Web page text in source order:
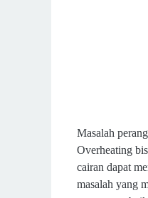
Masalah
Overheating
cairan dapat
masalah yang